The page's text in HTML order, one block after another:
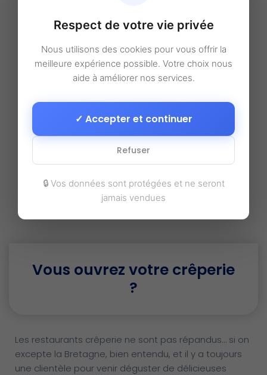
Vous ouvrez votre crêperie
?
Les restaurants crêperie ne sont pas répandus… si on
excepte la Bretagne, bien entendu, et il y a toujours
une clientèle pour venir déguster de délicieuses
Respect de votre vie privée
Nous utilisons des cookies pour vous offrir la
meilleure expérience possible. Votre choix nous
aide à améliorer nos services.
✓ Accepter et continuer
Refuser
🔒 Vos données sont protégées et ne seront
jamais vendues